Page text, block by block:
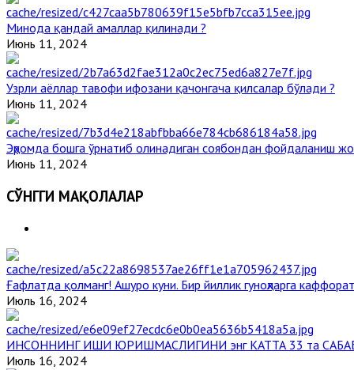
Минода қандай амаллар қилинади ?
Июнь 11, 2024
Узрли аёллар тавофи ифозани қачонгача қилсалар бўлади ?
Июнь 11, 2024
Эҳромда бошга ўрнатиб олинадиган соябондан фойдаланиш
Июнь 11, 2024
СЎНГГИ МАҚОЛАЛАР
Ғафлатда қолманг! Ашуро куни. Бир йиллик гуноҳларга
Июль 16, 2024
ИНСОННИНГ ИШИ ЮРИШМАСЛИГИНИ энг КАТТА 33 та
Июль 16, 2024